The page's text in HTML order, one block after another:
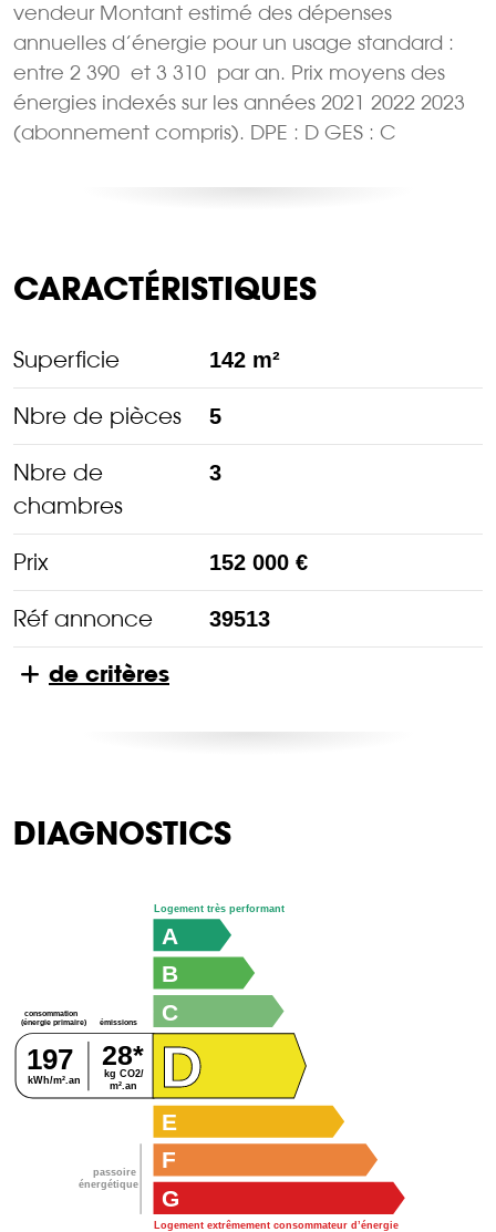
vendeur Montant estimé des dépenses
annuelles d’énergie pour un usage standard :
entre 2 390  et 3 310  par an. Prix moyens des
énergies indexés sur les années 2021 2022 2023
(abonnement compris). DPE : D GES : C
CARACTÉRISTIQUES
Superficie 142 m²
Nbre de pièces 5
Nbre de
chambres
3
Prix 152 000 €
Réf annonce 39513
de critères
DIAGNOSTICS
passoire
énergétique
consommation
(énergie primaire) émissions
kg CO2/
m².an
kWh/m².an
197 28*
G
Logement extrêmement consommateur d’énergie
F
E
D
C
B
A
Logement très performant